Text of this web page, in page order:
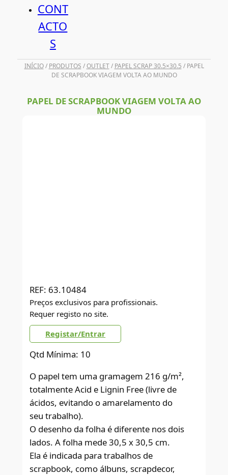
CONT
ACTO
S
INÍCIO/ PRODUTOS /OUTLET/ PAPEL SCRAP 30.5×30.5 / PAPEL
DE SCRAPBOOK VIAGEM VOLTA AO MUNDO
PAPEL DE SCRAPBOOK VIAGEM VOLTA AO
MUNDO
REF: 63.10484
Preços exclusivos para profissionais.
Requer registo no site.
Registar/Entrar
Qtd Mínima: 10
O papel tem uma gramagem 216 g/m²,
totalmente Acid e Lignin Free (livre de
ácidos, evitando o amarelamento do
seu trabalho).
O desenho da folha é diferente nos dois
lados. A folha mede 30,5 x 30,5 cm.
Ela é indicada para trabalhos de
scrapbook, como álbuns, scrapdecor,